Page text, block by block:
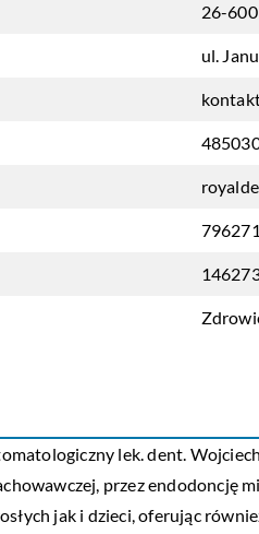
26-
ul.
lek. dent.
przez endodoncję
jak i dzieci, oferując